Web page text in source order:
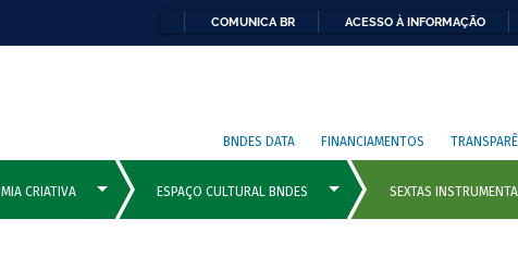
COMUNICA BR ACESSO À INFORMAÇÃO
BNDES DATA FINANCIAMENTOS